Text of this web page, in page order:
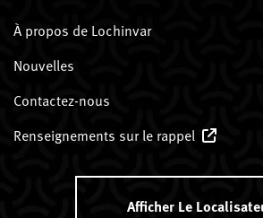
À propos de Lochinvar
Nouvelles
Contactez-nous
Renseignements sur le rappel
Afficher Le